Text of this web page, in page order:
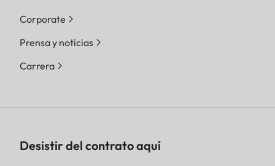
Corporate
Prensa y noticias
Carrera
Desistir del contrato aquí